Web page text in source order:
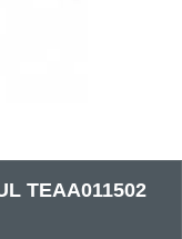
TEAA011502